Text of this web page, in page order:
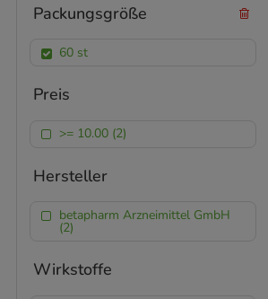
Packungsgröße
60 st
Preis
>= 10.00 (2)
Hersteller
betapharm Arzneimittel GmbH
(2)
Wirkstoffe